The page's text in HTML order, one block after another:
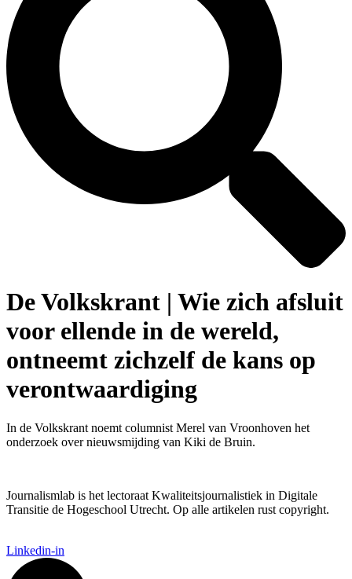
De Volkskrant | Wie zich afsluit
voor ellende in de wereld,
ontneemt zichzelf de kans op
verontwaardiging
In de Volkskrant noemt columnist Merel van Vroonhoven het
onderzoek over nieuwsmijding van Kiki de Bruin.
Journalismlab is het lectoraat Kwaliteitsjournalistiek in Digitale
Transitie de Hogeschool Utrecht. Op alle artikelen rust copyright.
Linkedin-in